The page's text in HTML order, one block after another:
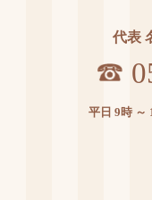
代表
平日 9時 ～